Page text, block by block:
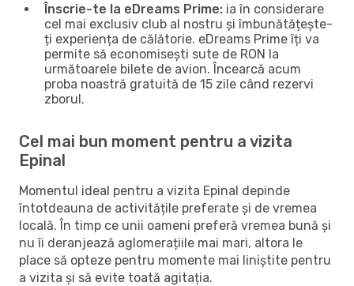
Înscrie-te la eDreams Prime: ia în considerare
cel mai exclusiv club al nostru și îmbunătățește-
ți experiența de călătorie. eDreams Prime îți va
permite să economisești sute de RON la
următoarele bilete de avion. Încearcă acum
proba noastră gratuită de 15 zile când rezervi
zborul.
Cel mai bun moment pentru a vizita
Epinal
Momentul ideal pentru a vizita Epinal depinde
întotdeauna de activitățile preferate și de vremea
locală. În timp ce unii oameni preferă vremea bună și
nu îi deranjează aglomerațiile mai mari, altora le
place să opteze pentru momente mai liniștite pentru
a vizita și să evite toată agitația.